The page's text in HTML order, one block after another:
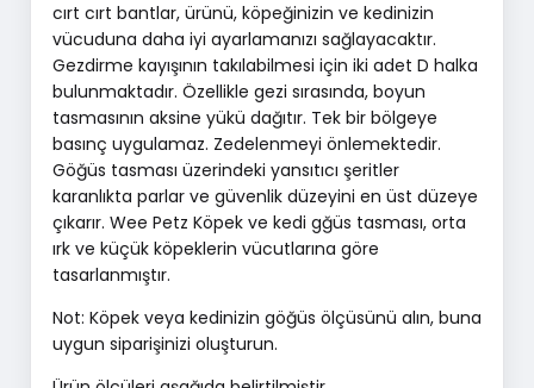
cırt cırt bantlar, ürünü, köpeğinizin ve kedinizin
vücuduna daha iyi ayarlamanızı sağlayacaktır.
Gezdirme kayışının takılabilmesi için iki adet D halka
bulunmaktadır. Özellikle gezi sırasında, boyun
tasmasının aksine yükü dağıtır. Tek bir bölgeye
basınç uygulamaz. Zedelenmeyi önlemektedir.
Göğüs tasması üzerindeki yansıtıcı şeritler
karanlıkta parlar ve güvenlik düzeyini en üst düzeye
çıkarır. Wee Petz Köpek ve kedi gğüs tasması, orta
ırk ve küçük köpeklerin vücutlarına göre
tasarlanmıştır.
Not: Köpek veya kedinizin göğüs ölçüsünü alın, buna
uygun siparişinizi oluşturun.